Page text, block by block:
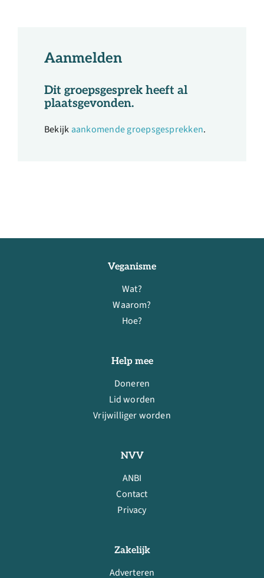
Aanmelden
Dit groepsgesprek heeft al
plaatsgevonden.
Bekijk aankomende groepsgesprekken.
Veganisme
Wat?
Waarom?
Hoe?
Help mee
Doneren
Lid worden
Vrijwilliger worden
NVV
ANBI
Contact
Privacy
Zakelijk
Adverteren